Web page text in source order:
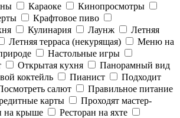
Караоке
Кинопросмотры
Крафтовое пиво
Кулинария Лаунж
Летняя
Летняя терраса (некурящая)
Меню на
Настольные игры
Открытая кухня
Панорамный вид
коктейль Пианист
Подходит
салют
Правильное питание
карты
Проходят мастер-
на крыше
Ресторан на яхте